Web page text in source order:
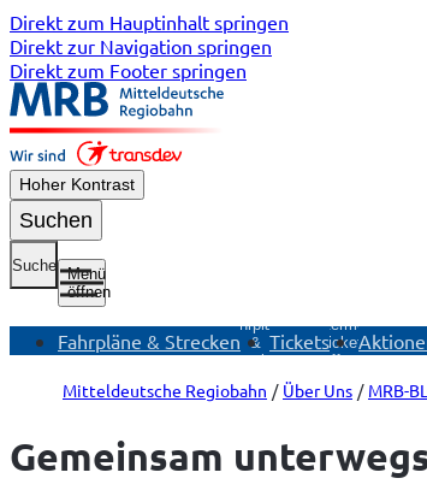
Direkt zum Hauptinhalt springen
Direkt zur Navigation springen
Direkt zum Footer springen
Hoher Kontrast
Suchen
Suche
Menü
öffnen
Fahrpläne & Strecken
Fahrpläne
&
Strecken
Tickets
Untermenü
Tickets
öffnen
Mitteldeutsche Regiobahn Über Uns MRB-
Gemeinsam